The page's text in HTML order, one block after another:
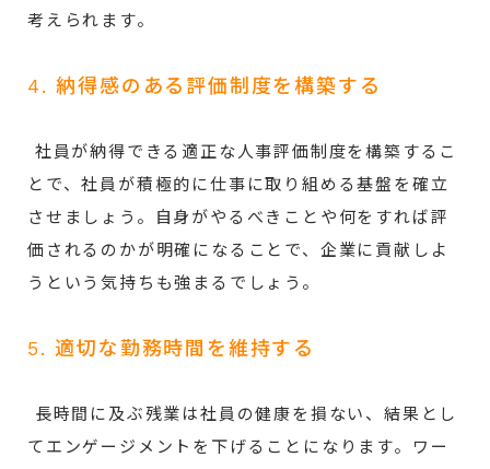
考えられます。
4. 納得感のある評価制度を構築する
社員が納得できる適正な人事評価制度を構築するこ
とで、社員が積極的に仕事に取り組める基盤を確立
させましょう。自身がやるべきことや何をすれば評
価されるのかが明確になることで、企業に貢献しよ
うという気持ちも強まるでしょう。
5. 適切な勤務時間を維持する
長時間に及ぶ残業は社員の健康を損ない、結果とし
てエンゲージメントを下げることになります。ワー